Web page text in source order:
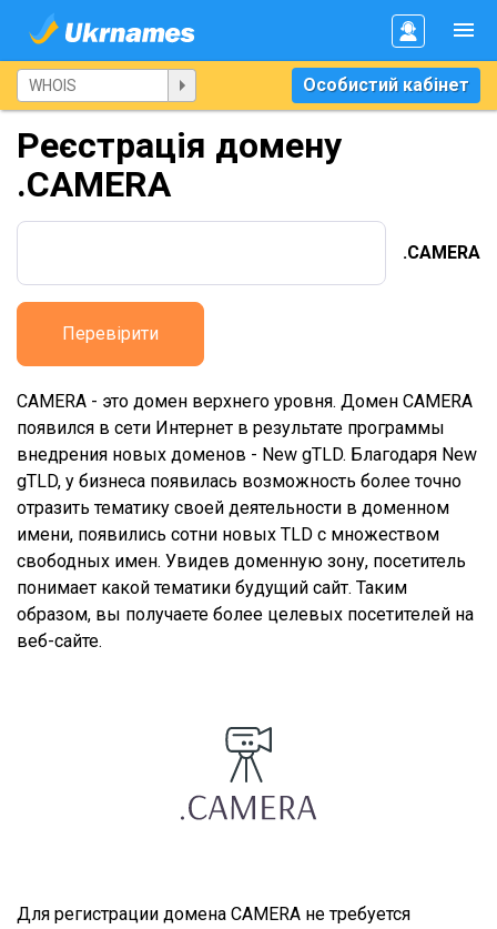
Особистий кабінет
Реєстрація домену
.CAMERA
.CAMERA
Перевірити
CAMERA - это домен верхнего уровня. Домен CAMERA
появился в сети Интернет в результате программы
внедрения новых доменов - New gTLD. Благодаря New
gTLD, у бизнеса появилась возможность более точно
отразить тематику своей деятельности в доменном
имени, появились сотни новых TLD с множеством
свободных имен. Увидев доменную зону, посетитель
понимает какой тематики будущий сайт. Таким
образом, вы получаете более целевых посетителей на
веб-сайте.
Для регистрации домена CAMERA не требуется